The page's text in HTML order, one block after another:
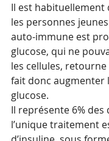
Il est habituellement
les personnes
auto-immune est
glucose, qui ne
les cellules,
fait donc augmenter
glucose.
Il représente 6%
l’unique traitement